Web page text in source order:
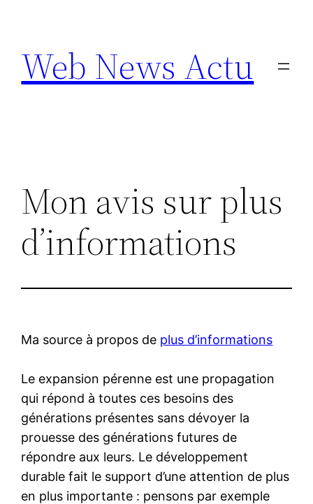
contenu
Web News Actu
Mon avis sur plus
d’informations
Ma source à propos de plus d’informations
Le expansion pérenne est une propagation
qui répond à toutes ces besoins des
générations présentes sans dévoyer la
prouesse des générations futures de
répondre aux leurs. Le développement
durable fait le support d’une attention de plus
en plus importante : pensons par exemple